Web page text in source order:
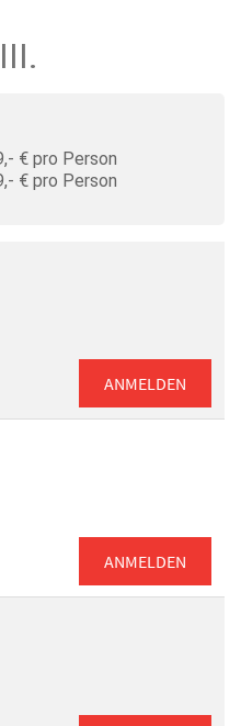
€ pro Person
€ pro Person
ANMELDEN
ANMELDEN